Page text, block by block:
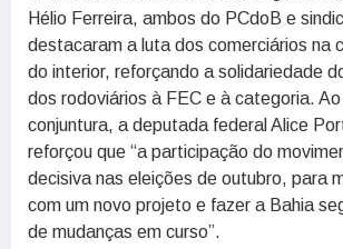
Hélio Ferreira, ambos do PCdoB e
destacaram a luta dos comerciários na
do interior, reforçando a solidariedade
dos rodoviários à FEC e à categoria.
conjuntura, a deputada federal Alice
reforçou que “a participação do
decisiva nas eleições de outubro, para
com um novo projeto e fazer a Bahia
de mudanças em curso”.